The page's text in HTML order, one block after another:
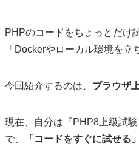
PHPのコードをちょっとだけ
「Dockerやローカル環境を
今回紹介するのは、 ブラウザ
現在、自分は『PHP8上級試
で、
「コードをすぐに試せる